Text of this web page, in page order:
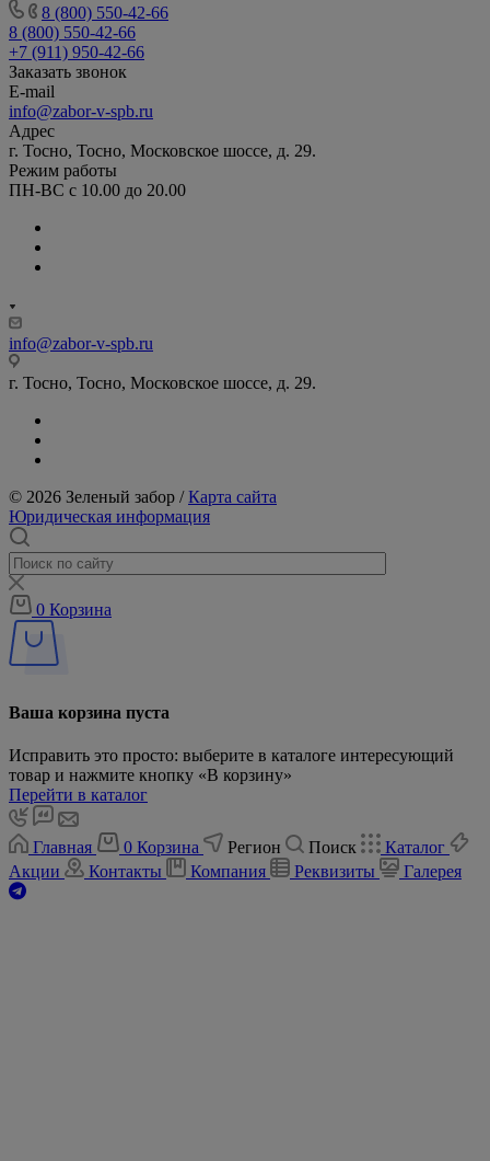
8 (800) 550-42-66
8 (800) 550-42-66
+7 (911) 950-42-66
Заказать звонок
E-mail
info@zabor-v-spb.ru
Адрес
г. Тосно, Тосно, Московское шоссе, д. 29.
Режим работы
ПН-ВС с 10.00 до 20.00
info@zabor-v-spb.ru
г. Тосно, Тосно, Московское шоссе, д. 29.
© 2026 Зеленый забор /Карта сайта
Юридическая информация
0 Корзина
Ваша корзина пуста
Исправить это просто: выберите в каталоге интересующий
товар и нажмите кнопку «В корзину»
Перейти в каталог
Главная 0 Корзина Регион Поиск
Каталог
Акции
Контакты Компания Реквизиты Галерея